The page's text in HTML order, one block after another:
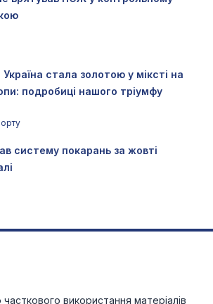
стала золотою у міксті на
подробиці нашого тріумфу
систему покарань за жовті
використання матеріалів